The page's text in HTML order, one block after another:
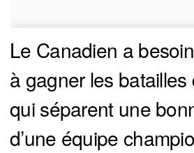
Le Canadien a
à gagner les
qui séparent une
d’une équipe